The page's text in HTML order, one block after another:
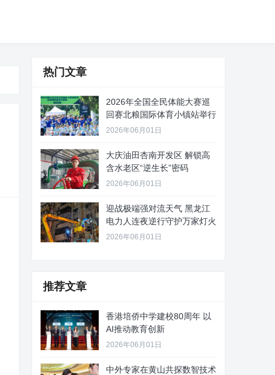
热门文章
2026年全国全民体能大赛巡
回赛北粮国际体育小镇站举行
2026年06月01日
大庆油田杏南开发区 解锁高
含水老区“逆生长”密码
2026年06月01日
迎战极端强对流天气 黑龙江
电力人连夜逆行守护万家灯火
2026年06月01日
推荐文章
香港培侨中学建校80周年 以
AI推动教育创新
2026年06月01日
中外专家在黄山共探数智技术